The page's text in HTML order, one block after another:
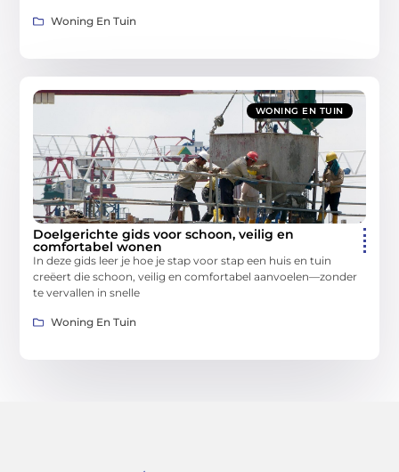
Woning En Tuin
WONING EN TUIN
Doelgerichte gids voor schoon, veilig en
comfortabel wonen
In deze gids leer je hoe je stap voor stap een huis en tuin
creëert die schoon, veilig en comfortabel aanvoelen—zonder
te vervallen in snelle
Woning En Tuin